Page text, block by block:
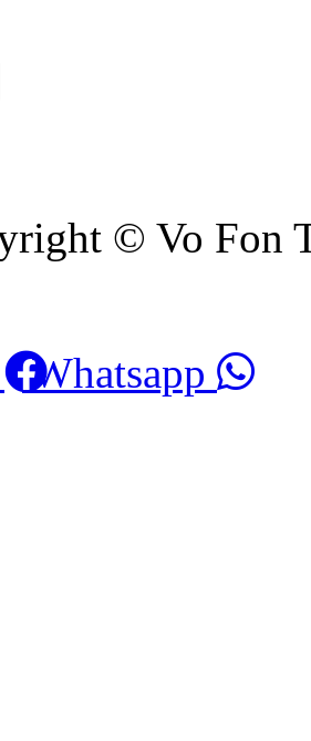
© Vo Fon
Whatsapp